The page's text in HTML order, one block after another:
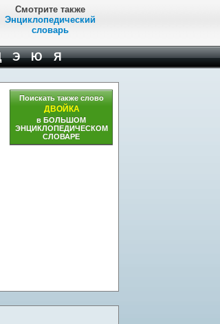
Смотрите также
Энциклопедический
словарь
Э Ю Я
Поискать также слово
ДВОЙКА
в БОЛЬШОМ
ЭНЦИКЛОПЕДИЧЕСКОМ
СЛОВАРЕ